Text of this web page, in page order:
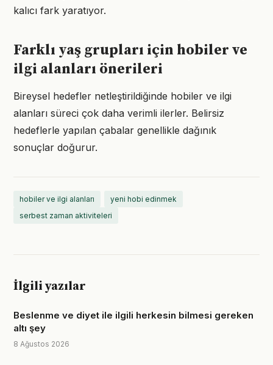
kalıcı fark yaratıyor.
Farklı yaş grupları için hobiler ve
ilgi alanları önerileri
Bireysel hedefler netleştirildiğinde hobiler ve ilgi
alanları süreci çok daha verimli ilerler. Belirsiz
hedeflerle yapılan çabalar genellikle dağınık
sonuçlar doğurur.
hobiler ve ilgi alanları
yeni hobi edinmek
serbest zaman aktiviteleri
İlgili yazılar
Beslenme ve diyet ile ilgili herkesin bilmesi gereken
altı şey
8 Ağustos 2026